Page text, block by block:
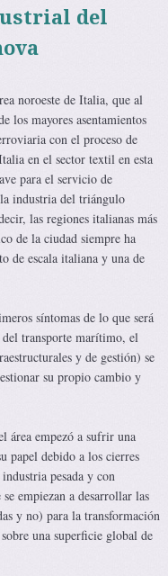
del
noroeste de Italia, que al
los mayores asentamientos
con el proceso de
en el sector textil en esta
para el servicio de
industria del triángulo
las regiones italianas más
de la ciudad siempre ha
de escala italiana y una de
síntomas de lo que será
transporte marítimo, el
y de gestión) se
su propio cambio y
área empezó a sufrir una
papel debido a los cierres
pe­sada y con
empiezan a desarrollar las
y no) para la transformación
una superficie global de